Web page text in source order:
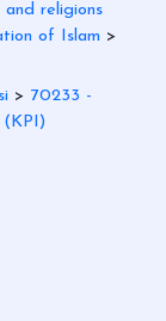
and religions
of Islam >
> 70233 -
(KPI)